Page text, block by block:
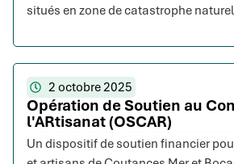
situés en zone de catastrophe
2 octobre 2025
Opération de Soutien au
l'ARtisanat (OSCAR)
Un dispositif de soutien financier